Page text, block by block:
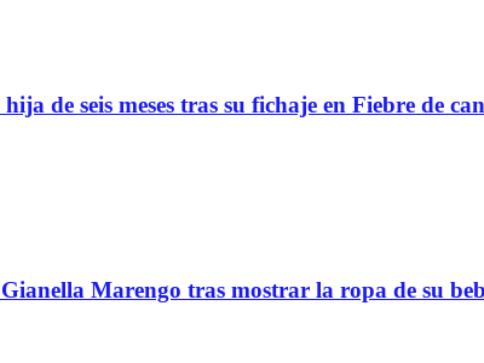
de seis meses tras su fichaje en Fiebre de
Marengo tras mostrar la ropa de su